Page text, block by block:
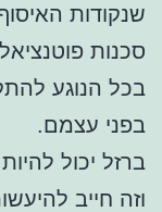
שנקודות
סכנות
בכל הנוגע
בפני עצמם.
ברזל יכול
וזה חייב